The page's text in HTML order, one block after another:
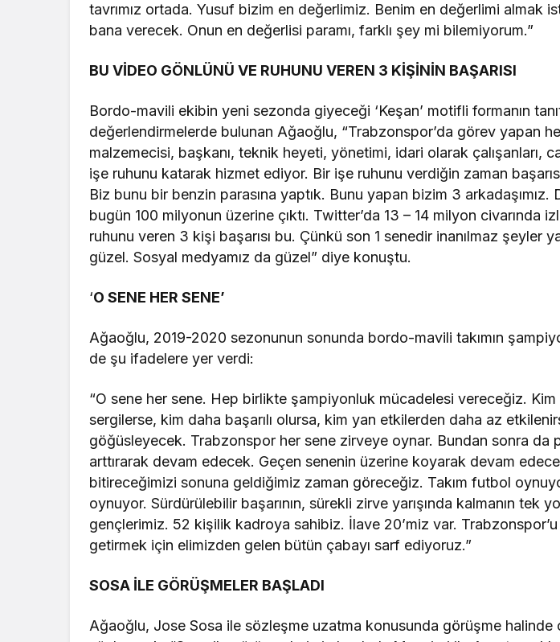
tavrımız ortada. Yusuf bizim en değerlimiz. Benim en değerlimi almak
bana verecek. Onun en değerlisi paramı, farklı şey mi bilemiyorum.”
BU VİDEO GÖNLÜNÜ VE RUHUNU VEREN 3 KİŞİNİN BAŞARISI
Bordo-mavili ekibin yeni sezonda giyeceği ‘Keşan’ motifli formanın
değerlendirmelerde bulunan Ağaoğlu, “Trabzonspor’da görev yapan
malzemecisi, başkanı, teknik heyeti, yönetimi, idari olarak çalışanları,
işe ruhunu katarak hizmet ediyor. Bir işe ruhunu verdiğin zaman
Biz bunu bir benzin parasına yaptık. Bunu yapan bizim 3 arkadaşımız.
bugün 100 milyonun üzerine çıktı. Twitter’da 13 – 14 milyon civarında
ruhunu veren 3 kişi başarısı bu. Çünkü son 1 senedir inanılmaz şeyler
güzel. Sosyal medyamız da güzel” diye konuştu.
‘O SENE HER SENE’
Ağaoğlu, 2019-2020 sezonunun sonunda bordo-mavili takımın
de şu ifadelere yer verdi:
“O sene her sene. Hep birlikte şampiyonluk mücadelesi vereceğiz.
sergilerse, kim daha başarılı olursa, kim yan etkilerden daha az
göğüsleyecek. Trabzonspor her sene zirveye oynar. Bundan sonra da
arttırarak devam edecek. Geçen senenin üzerine koyarak devam
bitireceğimizi sonuna geldiğimiz zaman göreceğiz. Takım futbol
oynuyor. Sürdürülebilir başarının, sürekli zirve yarışında kalmanın tek
gençlerimiz. 52 kişilik kadroya sahibiz. İlave 20’miz var.
getirmek için elimizden gelen bütün çabayı sarf ediyoruz.”
SOSA İLE GÖRÜŞMELER BAŞLADI
Ağaoğlu, Jose Sosa ile sözleşme uzatma konusunda görüşme halinde